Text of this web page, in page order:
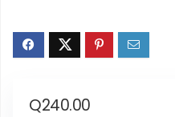
Q240.00